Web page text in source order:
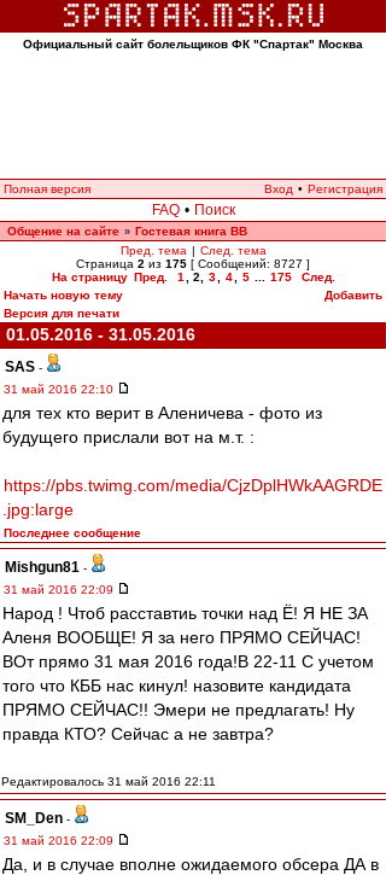
Официальный сайт болельщиков ФК "Спартак" Москва
Полная версия Вход • Регистрация
FAQ • Поиск
Общение на сайте » Гостевая книга ВВ
Пред. тема | След. тема
Страница 2 из 175 [ Сообщений: 8727 ]
На страницу Пред. 1 2 3 4 5 175
След.
Начать новую тему
Добавить
Версия для печати
01.05.2016 - 31.05.2016
SAS -
31 май 2016 22:10
для тех кто верит в Аленичева - фото из
будущего прислали вот на м.т. :
https://pbs.twimg.com/media/CjzDplHWkAAGRDE
.jpg:large
Последнее сообщение
Mishgun81 -
31 май 2016 22:09
Народ ! Чтоб расставтиь точки над Ё! Я НЕ ЗА
Аленя ВООБЩЕ! Я за него ПРЯМО СЕЙЧАС!
ВОт прямо 31 мая 2016 года!В 22-11 С учетом
того что КББ нас кинул! назовите кандидата
ПРЯМО СЕЙЧАС!! Эмери не предлагать! Ну
правда КТО? Сейчас а не завтра?
Редактировалось 31 май 2016 22:11
SM_Den -
31 май 2016 22:09
Да, и в случае вполне ожидаемого обсера ДА в